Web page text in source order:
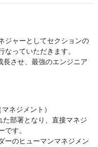
ジャーとしてセクションの
っていただきます。
させ、最強のエンジニア
ネジメント）
部署となり、直接マネジ
です。
ーのヒューマンマネジメン